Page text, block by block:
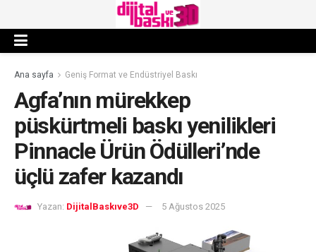
Ana sayfa Geniş Format ve Endüstriyel Baskı
Agfa’nın mürekkep
püskürtmeli baskı yenilikleri
Pinnacle Ürün Ödülleri’nde
üçlü zafer kazandı
Yazan: DijitalBaskıve3D 5 Ağustos 2025